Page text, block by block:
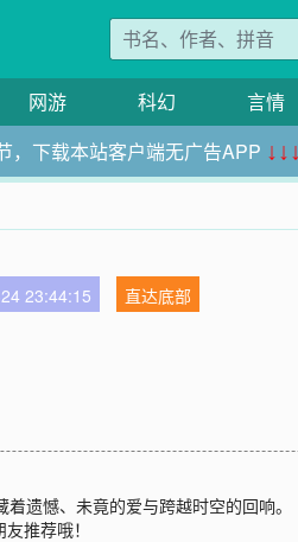
网游 科幻 言情
，下载本站客户端无广告APP ↓↓↓
23:44:15
直达底部
遗憾、未竟的爱与跨越时空的回响。
推荐哦！